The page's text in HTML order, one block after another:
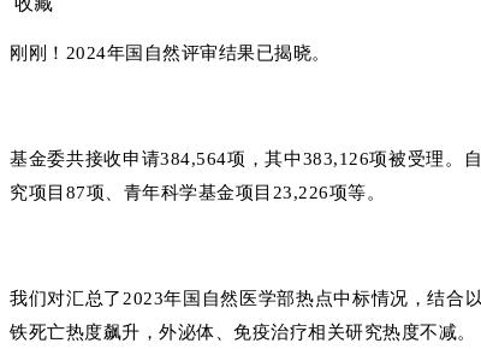
刚刚！2024年国自然评审结果已揭晓。
基金委共接收申请384,564项，其中383,126项被受理。
究项目87项、青年科学基金项目23,226项等。
我们对汇总了2023年国自然医学部热点中标情况，结合
铁死亡热度飙升，外泌体、免疫治疗相关研究热度不减。